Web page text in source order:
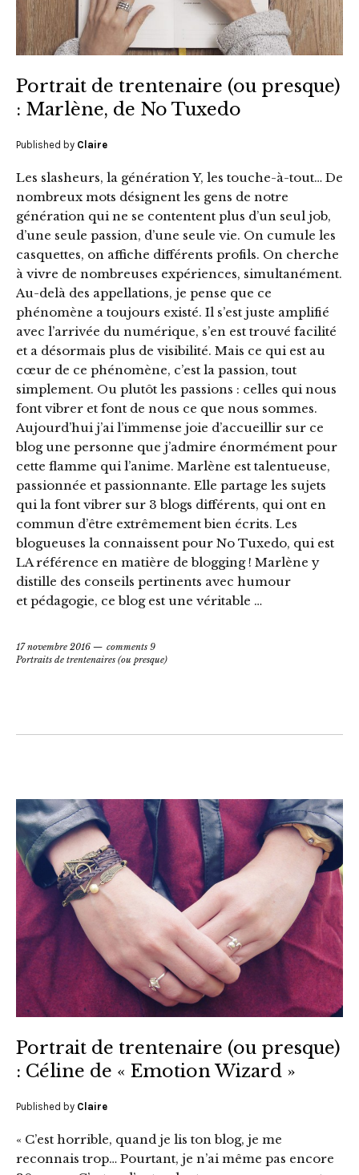
Portrait de trentenaire (ou presque)
: Marlène, de No Tuxedo
Published by Claire
Les slasheurs, la génération Y, les touche-à-tout… De
nombreux mots désignent les gens de notre
génération qui ne se contentent plus d’un seul job,
d’une seule passion, d’une seule vie. On cumule les
casquettes, on affiche différents profils. On cherche
à vivre de nombreuses expériences, simultanément.
Au-delà des appellations, je pense que ce
phénomène a toujours existé. Il s’est juste amplifié
avec l’arrivée du numérique, s’en est trouvé facilité
et a désormais plus de visibilité. Mais ce qui est au
cœur de ce phénomène, c’est la passion, tout
simplement. Ou plutôt les passions : celles qui nous
font vibrer et font de nous ce que nous sommes.
Aujourd’hui j’ai l’immense joie d’accueillir sur ce
blog une personne que j’admire énormément pour
cette flamme qui l’anime. Marlène est talentueuse,
passionnée et passionnante. Elle partage les sujets
qui la font vibrer sur 3 blogs différents, qui ont en
commun d’être extrêmement bien écrits. Les
blogueuses la connaissent pour No Tuxedo, qui est
LA référence en matière de blogging ! Marlène y
distille des conseils pertinents avec humour
et pédagogie, ce blog est une véritable …
17 novembre 2016
comments 9
Portraits de trentenaires (ou presque)
Portrait de trentenaire (ou presque)
: Céline de « Emotion Wizard »
Published by Claire
« C’est horrible, quand je lis ton blog, je me
reconnais trop… Pourtant, je n’ai même pas encore